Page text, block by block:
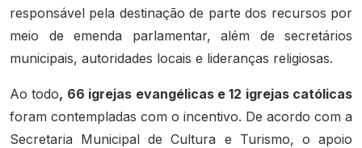
responsável pela destinação de parte dos recursos por
meio de emenda parlamentar, além de secretários
municipais, autoridades locais e lideranças religiosas.
Ao todo, 66 igrejas evangélicas e 12 igrejas católicas
foram contempladas com o incentivo. De acordo com a
Secretaria Municipal de Cultura e Turismo, o apoio